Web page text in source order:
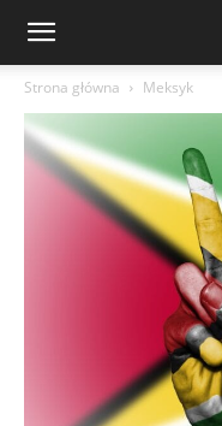
Strona główna Meksyk